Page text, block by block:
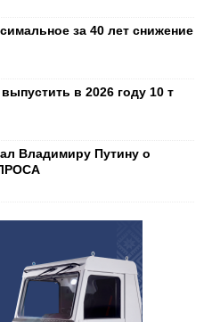
за 40 лет снижение
в 2026 году 10 т
Владимиру Путину о